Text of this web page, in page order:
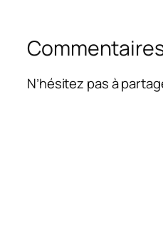
N’hésitez pas à